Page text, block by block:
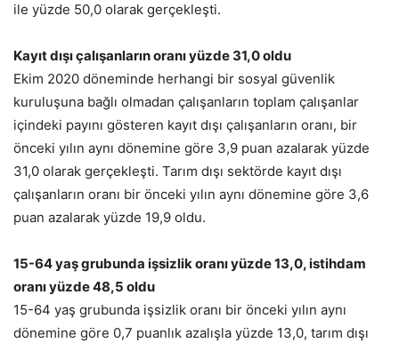
ile yüzde 50,0 olarak gerçekleşti.
Kayıt dışı çalışanların oranı yüzde 31,0 oldu
Ekim 2020 döneminde herhangi bir sosyal güvenlik
kuruluşuna bağlı olmadan çalışanların toplam çalışanlar
içindeki payını gösteren kayıt dışı çalışanların oranı, bir
önceki yılın aynı dönemine göre 3,9 puan azalarak yüzde
31,0 olarak gerçekleşti. Tarım dışı sektörde kayıt dışı
çalışanların oranı bir önceki yılın aynı dönemine göre 3,6
puan azalarak yüzde 19,9 oldu.
15-64 yaş grubunda işsizlik oranı yüzde 13,0, istihdam
oranı yüzde 48,5 oldu
15-64 yaş grubunda işsizlik oranı bir önceki yılın aynı
dönemine göre 0,7 puanlık azalışla yüzde 13,0, tarım dışı